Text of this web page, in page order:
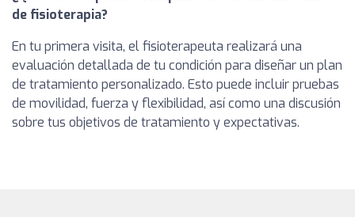
de fisioterapia?
En tu primera visita, el fisioterapeuta realizará una
evaluación detallada de tu condición para diseñar un plan
de tratamiento personalizado. Esto puede incluir pruebas
de movilidad, fuerza y flexibilidad, así como una discusión
sobre tus objetivos de tratamiento y expectativas.